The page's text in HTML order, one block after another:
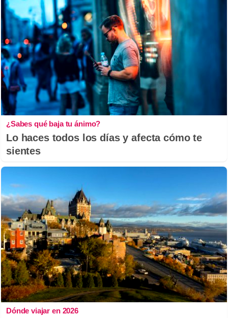
¿Sabes qué baja tu ánimo?
Lo haces todos los días y afecta cómo te
sientes
Dónde viajar en 2026